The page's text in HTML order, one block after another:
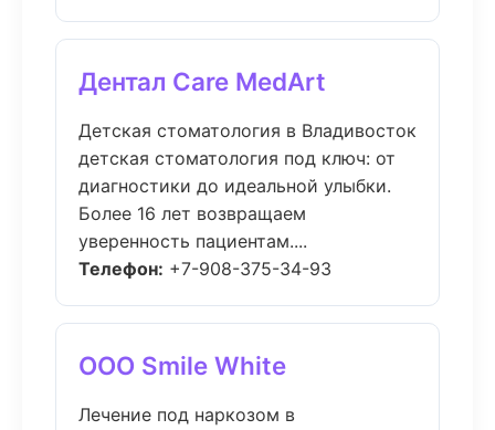
Дентал Care MedArt
Детская стоматология в Владивосток
детская стоматология под ключ: от
диагностики до идеальной улыбки.
Более 16 лет возвращаем
уверенность пациентам....
Телефон: +7-908-375-34-93
ООО Smile White
Лечение под наркозом в